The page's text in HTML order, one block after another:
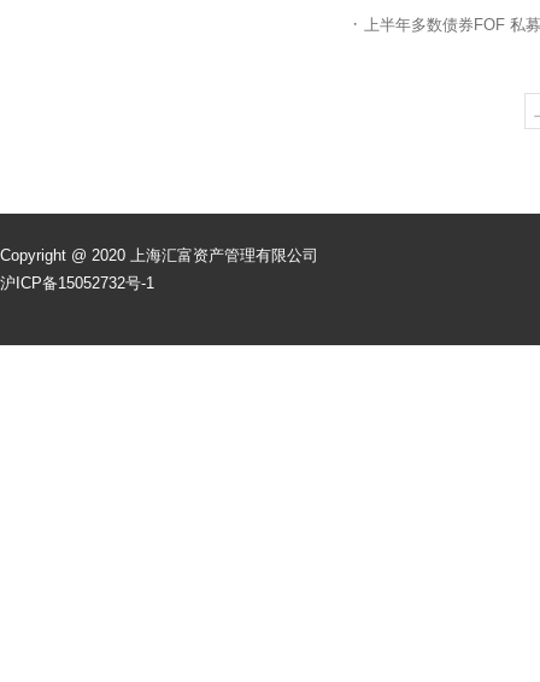
· 上半年多数债券FOF 私
Copyright @ 2020 上海汇富资产管理有限公司
沪ICP备15052732号-1